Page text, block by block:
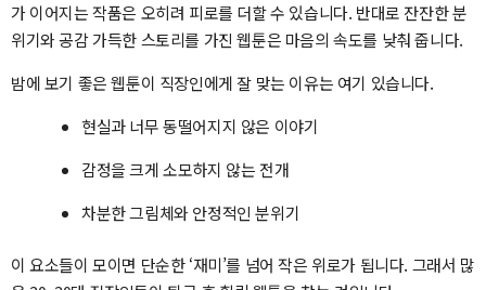
가 이어지는 작품은 오히려 피로를 더할 수 있습니다. 반대로 잔잔한 분
위기와 공감 가득한 스토리를 가진 웹툰은 마음의 속도를 낮춰 줍니다.
밤에 보기 좋은 웹툰이 직장인에게 잘 맞는 이유는 여기 있습니다.
현실과 너무 동떨어지지 않은 이야기
감정을 크게 소모하지 않는 전개
차분한 그림체와 안정적인 분위기
이 요소들이 모이면 단순한 ‘재미’를 넘어 작은 위로가 됩니다. 그래서 많